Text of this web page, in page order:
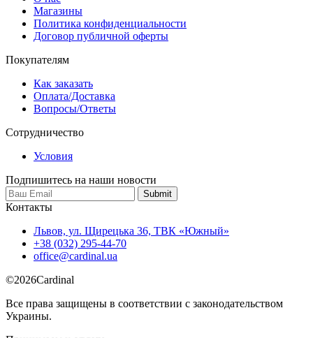
Магазины
Политика конфиденциальности
Договор публичной оферты
Покупателям
Как заказать
Оплата/Доставка
Вопросы/Ответы
Сотрудничество
Условия
Подпишитесь на наши новости
Контакты
Львов, ул. Щирецька 36, ТВК «Южный»
+38 (032) 295-44-70
office@cardinal.ua
©2026Cardinal
Все права защищены в соответствии с законодательством
Украины.